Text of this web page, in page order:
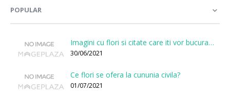
POPULAR
Imagini cu flori si citate care iti vor bucura sufletul
30/06/2021
Ce flori se ofera la cununia civila?
01/07/2021